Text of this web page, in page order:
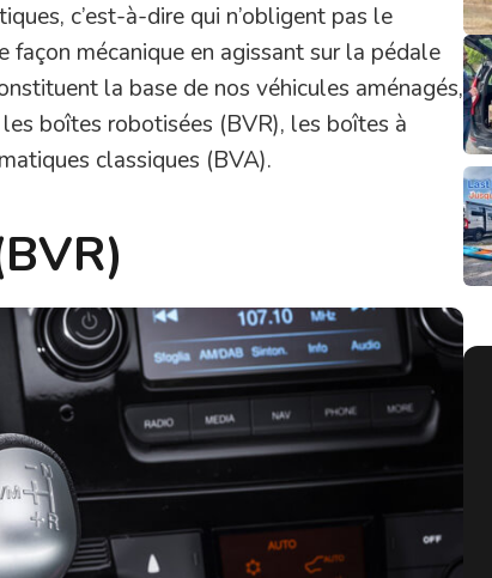
c’est-à-dire qui n’obligent pas le
mécanique en agissant sur la pédale
la base de nos véhicules aménagés,
boîtes robotisées (BVR), les boîtes à
classiques (BVA).